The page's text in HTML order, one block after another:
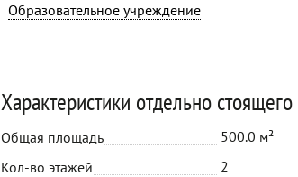
Образовательное учреждение
Характеристики отдельно
Общая площадь
500.0 м²
Кол-во этажей
2